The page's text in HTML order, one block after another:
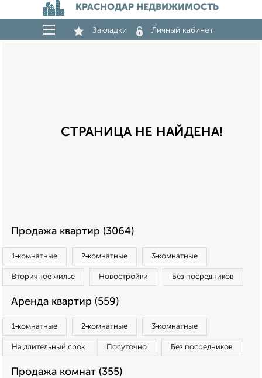
КРАСНОДАР НЕДВИЖИМОСТЬ
Закладки Личный кабинет
СТРАНИЦА НЕ НАЙДЕНА!
Продажа квартир (3064)
1‑комнатные 2‑комнатные 3‑комнатные
Вторичное жилье Новостройки Без посредников
Аренда квартир (559)
1‑комнатные 2‑комнатные 3‑комнатные
На длительный срок Посуточно Без посредников
Продажа комнат (355)